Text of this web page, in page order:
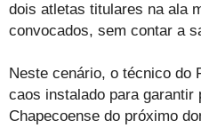
dois atletas titulares na ala
convocados, sem contar a
Neste cenário, o técnico do
caos instalado para garantir
Chapecoense do próximo